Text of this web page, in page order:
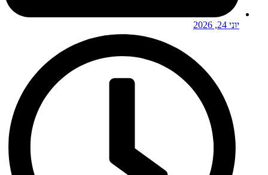
יוני 24, 2026